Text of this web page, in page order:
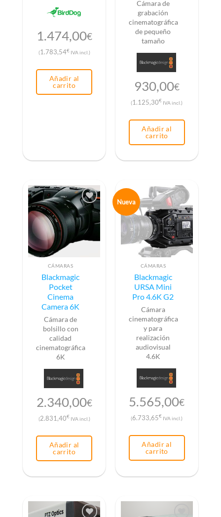
1.474,00€
(1.783,54€IVA incl.)
Añadir al
carrito
Cámara de
grabación
cinematográfica
de pequeño
tamaño
930,00€
(1.125,30€ IVA incl.)
Añadir al
carrito
CÁMARAS
Blackmagic
Pocket
Cinema
Camera 6K
Cámara de
bolsillo con
calidad
cinematográfica
6K
2.340,00€
(2.831,40€IVA incl.)
Añadir al
carrito
Nueva
CÁMARAS
Blackmagic
URSA Mini
Pro 4.6K G2
Cámara
cinematográfica
y para
realización
audiovisual
4.6K
5.565,00€
(6.733,65€ IVA incl.)
Añadir al
carrito